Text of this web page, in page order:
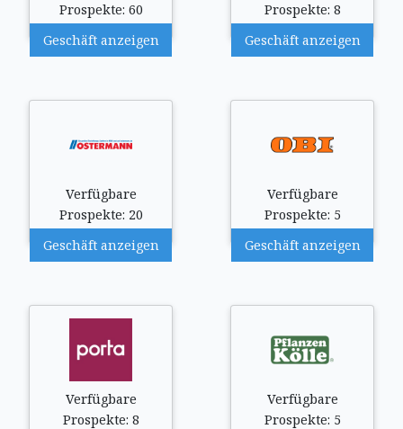
Prospekte: 60
Geschäft anzeigen
Prospekte: 8
Geschäft anzeigen
Verfügbare
Prospekte: 20
Geschäft anzeigen
Verfügbare
Prospekte: 5
Geschäft anzeigen
Verfügbare
Prospekte: 8
Verfügbare
Prospekte: 5